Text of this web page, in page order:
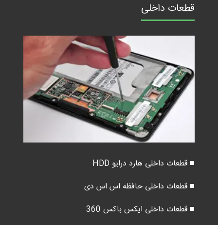
قطعات داخلی
■ قطعات داخلی هارد درایو HDD
■ قطعات داخلی حافظه اس اس دی
■ قطعات داخلی ایکس باکس 360